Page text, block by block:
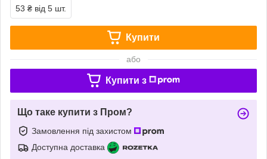
53 ₴ від 5 шт.
Купити
або
Купити з
Що таке купити з Пром?
Замовлення під захистом
Доступна доставка